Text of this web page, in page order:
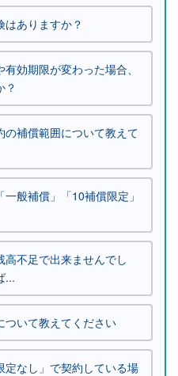
はありますか？
効期限が変わった場合、
？
の補償範囲について教えて
一般補償」「10補償限定」
不足で出来ませんでし
...
ついて教えてください
定なし」で契約している場